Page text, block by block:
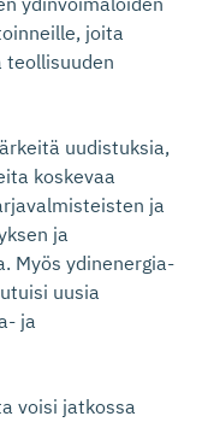
joita
teollisuuden
uudistuksia,
koskevaa
ja
ja
Myös ydinenergia-
uusia
ja
voisi jatkossa